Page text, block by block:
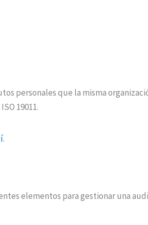
personales que la misma
19011.
.
elementos para gestionar una